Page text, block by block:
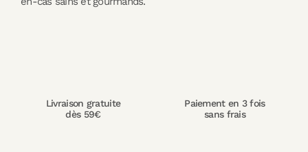
Livraison gratuite
dès 59€
Paiement en 3 fois
sans frais